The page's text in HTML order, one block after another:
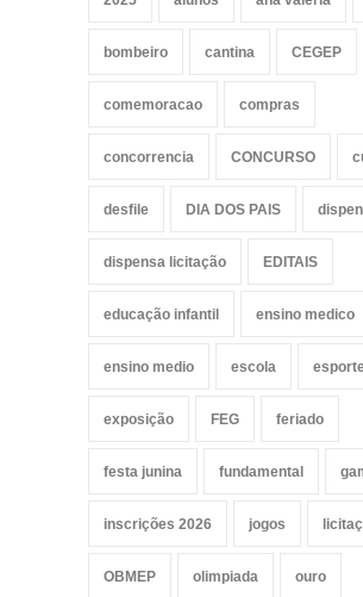
bombeiro cantina CEGEP
comemoracao compras
concorrencia CONCURSO
desfile DIA DOS PAIS
dispensa licitação EDITAIS
educação infantil ensino medico
ensino medio escola
exposição FEG feriado
festa junina fundamental
inscrições 2026 jogos
OBMEP olimpiada ouro